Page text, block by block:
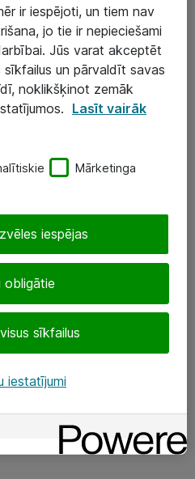
ir iespējoti, un tiem nav
jo tie ir nepieciešami
Jūs varat akceptēt
un pārvaldīt savas
noklikšķinot zemāk
Lasīt vairāk
Mārketinga
obligātie
sīkfailus
iespējas
iestatījumi